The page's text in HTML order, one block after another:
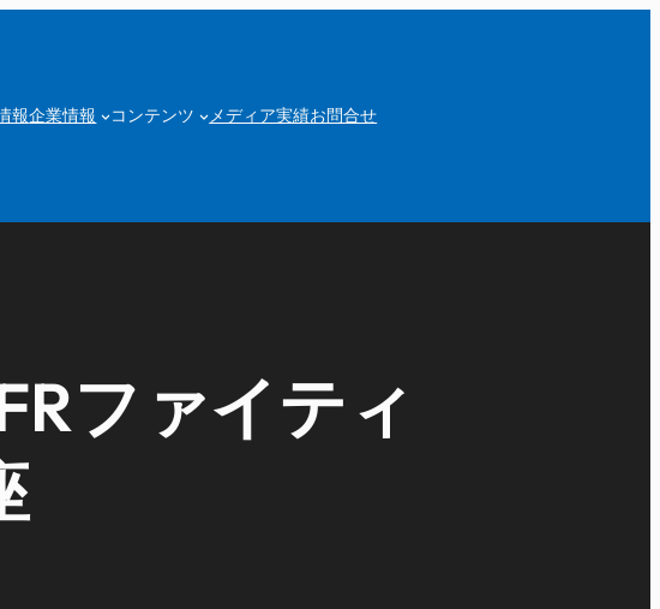
報企業情報 コンテンツ メディア実績お問合せ
ファイティ